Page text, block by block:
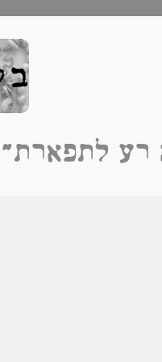
רע